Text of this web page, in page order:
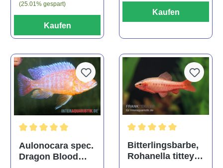
(25.01% gespart)
Kaufen
Kaufen
Durchschnittliche Bewertung von 5 von 5 Sternen
Aulonocara spec.
Dragon Blood
Bitterlingsbarbe,
Rohanella titteya,